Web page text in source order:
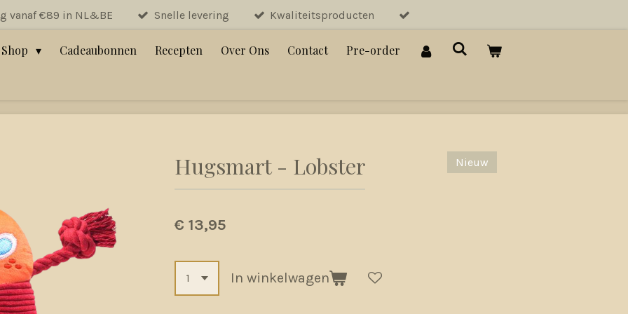
vanaf €89 in NL&BE Snelle levering Kwaliteitsproducten
Shop Cadeaubonnen Recepten Over Ons Contact Pre-order
Hugsmart - Lobster Nieuw
€ 13,95
In winkelwagen